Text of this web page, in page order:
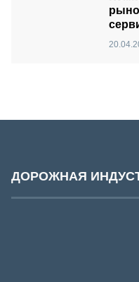
ДОРОЖНАЯ